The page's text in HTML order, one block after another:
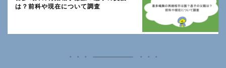
は？前科や現在について調査